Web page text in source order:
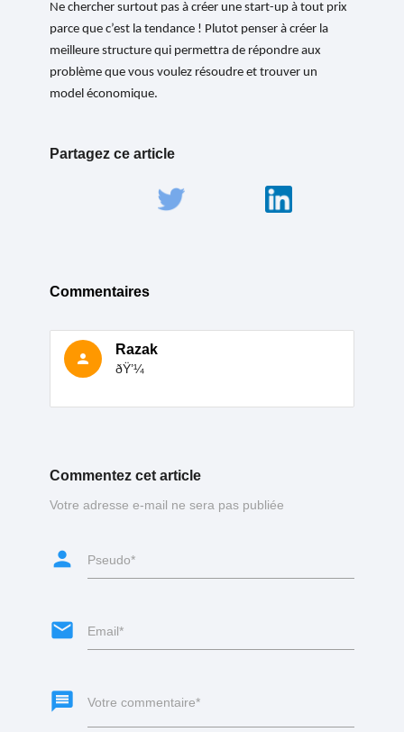
Ne chercher surtout pas à créer une start-up à tout prix
parce que c’est la tendance ! Plutot penser à créer la
meilleure structure qui permettra de répondre aux
problème que vous voulez résoudre et trouver un
model économique.
Partagez ce article
Commentaires
person
Razak
ðŸ’¼
Commentez cet article
Votre adresse e-mail ne sera pas publiée
person Pseudo*
email Email*
message Votre commentaire*